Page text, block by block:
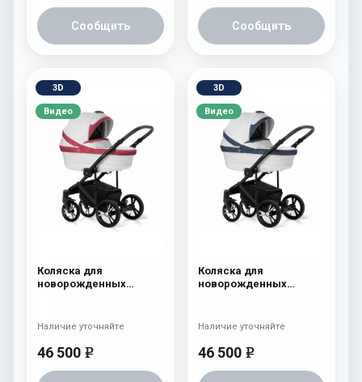
Сообщить Сообщить
3D
Видео
Коляска для
новорожденных
46 500 e
Наличие уточняйте
3D
Видео
Коляска для
новорожденных
46 500 e
Наличие уточняйте